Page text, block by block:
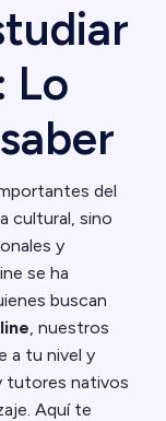
Lo
del
cultural, sino
y
se ha
buscan
, nuestros
a tu nivel y
tutores nativos
Aquí te